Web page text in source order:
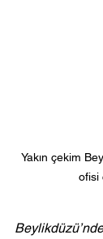
Yakın çekim
ofisi